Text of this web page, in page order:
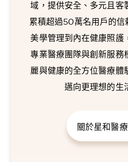
域，提供安全、多元且客
累積超過50萬名用戶的信
美學管理到內在健康照護
專業醫療團隊與創新服務
麗與健康的全方位醫療體
邁向更理想的生
關於星和醫療